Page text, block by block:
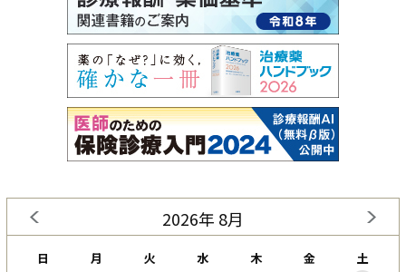
2026年 8月
日 月 火 水 木 金 土